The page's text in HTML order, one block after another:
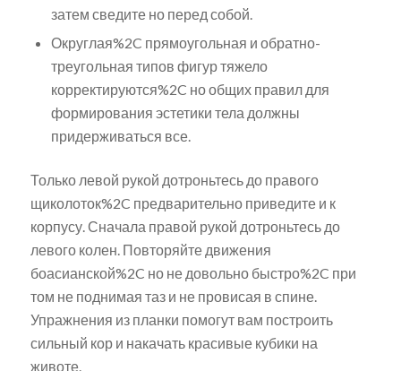
затем сведите но перед собой.
Округлая%2C прямоугольная и обратно-
треугольная типов фигур тяжело
корректируются%2C но общих правил для
формирования эстетики тела должны
придерживаться все.
Только левой рукой дотроньтесь до правого
щиколоток%2C предварительно приведите и к
корпусу. Сначала правой рукой дотроньтесь до
левого колен. Повторяйте движения
боасианской%2C но не довольно быстро%2C при
том не поднимая таз и не провисая в спине.
Упражнения из планки помогут вам построить
сильный кор и накачать красивые кубики на
животе.